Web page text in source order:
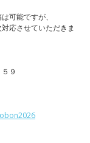
可能ですが、
応させていただきま
９